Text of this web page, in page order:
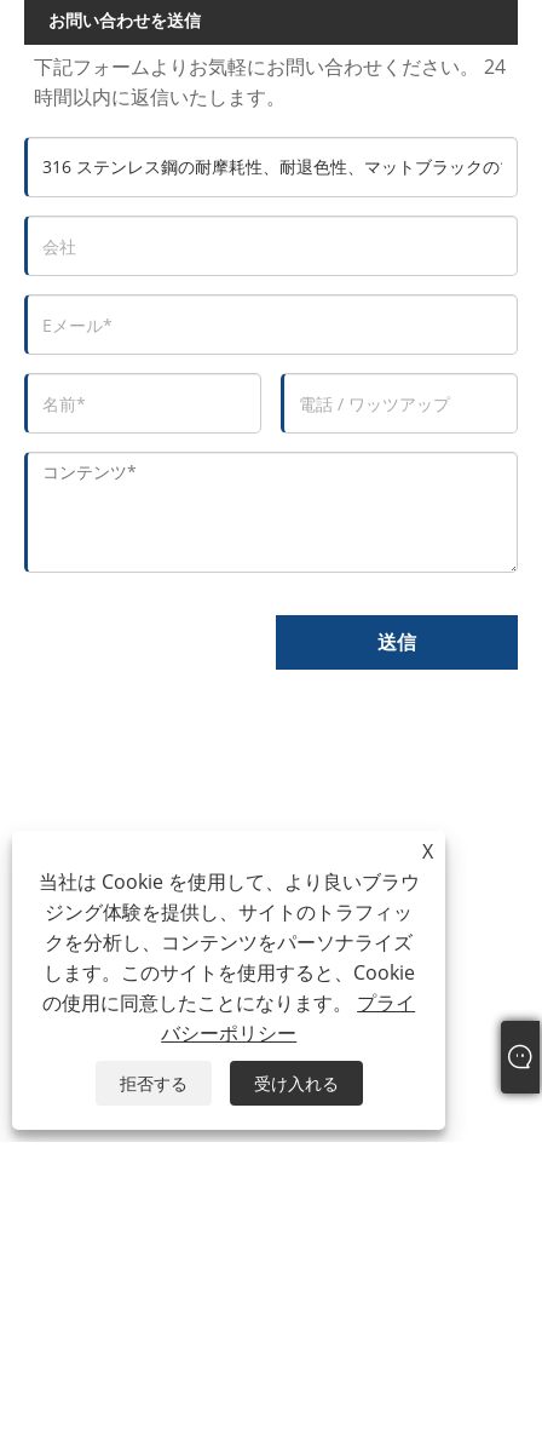
お問い合わせを送信
下記フォームよりお気軽にお問い合わせください。 24
時間以内に返信いたします。
送信
X
当社は Cookie を使用して、より良いブラウ
ジング体験を提供し、サイトのトラフィッ
クを分析し、コンテンツをパーソナライズ
します。このサイトを使用すると、Cookie
の使用に同意したことになります。 プライ
バシーポリシー
拒否する 受け入れる